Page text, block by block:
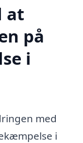
at
på
i
med
i